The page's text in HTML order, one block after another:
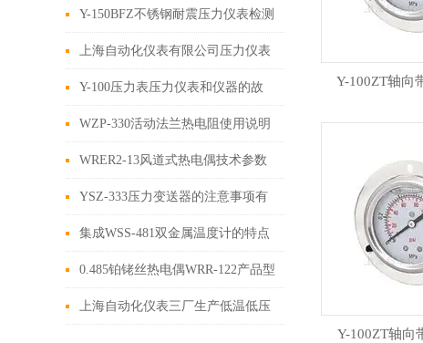
Y-150BFZ不锈钢耐震压力仪表检测
常用的测压方法
上海自动化仪表有限公司压力仪表
和电接点的定义
Y-100压力表压力仪表和仪器的故
障处理方法
WZP-330活动法兰热电阻使用说明
WRER2-13风道式热电偶技术参数
YSZ-333压力变送器的注意事项有
哪些？
集成WSS-481双金属温度计的特点
是什么？
0.485铂铑丝热电偶WRR-122产品型
号及规格
上海自动化仪表三厂生产低温低压
Y-100ZT轴向
Y-100ZT轴向